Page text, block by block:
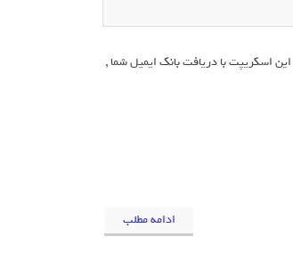
اسکریپت با دریافت بانک ایمیل شما ,
ادامه مطلب